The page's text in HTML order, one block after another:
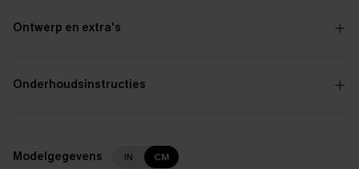
Ontwerp en extra's
Onderhoudsinstructies
Modelgegevens IN CM